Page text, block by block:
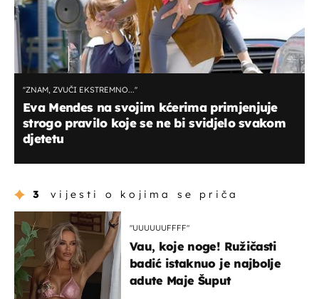
''ZNAM, ZVUČI EKSTREMNO...''
Eva Mendes na svojim kćerima primjenjuje
strogo pravilo koje se ne bi svidjelo svakom
djetetu
3 vijesti o kojima se priča
"UUUUUUFFFF"
Vau, koje noge! Ružičasti
badić istaknuo je najbolje
adute Maje Šuput